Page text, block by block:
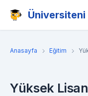
Üniversiteni
Anasayfa Eğitim
Yüksek